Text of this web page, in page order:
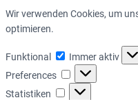
Wir verwenden Cookies, um
optimieren.
Funktional Funktional
Immer aktiv
Preferences
Preferences
Statistiken Statistiken